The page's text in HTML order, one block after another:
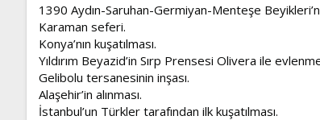
1390 Aydın-Saruhan-Germiyan-Menteşe
Karaman seferi.
Konya’nın kuşatılması.
Yıldırım Beyazid’in Sırp Prensesi Olivera ile
Gelibolu tersanesinin inşası.
Alaşehir’in alınması.
İstanbul’un Türkler tarafından ilk kuşatılması.